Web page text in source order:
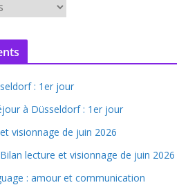
: 1er jour
à Düsseldorf : 1er jour
visionnage de juin 2026
Bilan lecture et visionnage de juin 2026
: amour et communication